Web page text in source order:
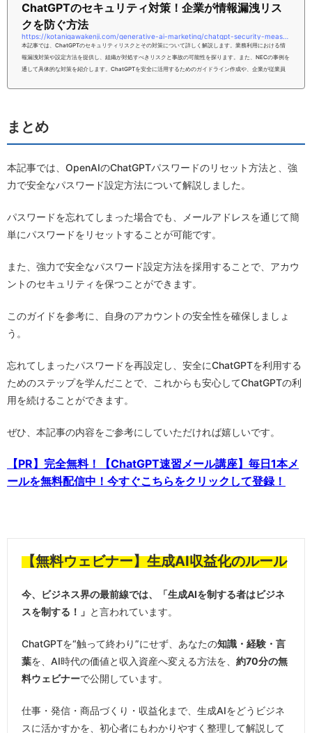
ChatGPTのセキュリティ対策！企業が情報漏洩リス
クを防ぐ方法
本記事では、ChatGPTのセキュリティリスクとその対策について詳しく解説します。業務利用における情
報漏洩対策や設定方法を提供し、組織が対処すべきリスクと事故の可能性を探ります。また、NECの事例を
通して具体的な対策を紹介します。ChatGPTを安全に活用するためのガイドライン作成や、企業が従業員
まとめ
本記事では、OpenAIのChatGPTパスワードのリセット方法と、強
力で安全なパスワード設定方法について解説しました。
パスワードを忘れてしまった場合でも、メールアドレスを通じて簡
単にパスワードをリセットすることが可能です。
また、強力で安全なパスワード設定方法を採用することで、アカウ
ントのセキュリティを保つことができます。
このガイドを参考に、自身のアカウントの安全性を確保しましょ
う。
忘れてしまったパスワードを再設定し、安全にChatGPTを利用する
ためのステップを学んだことで、これからも安心してChatGPTの利
用を続けることができます。
ぜひ、本記事の内容をご参考にしていただければ嬉しいです。
【PR】完全無料！【ChatGPT速習メール講座】毎日1本メ
ールを無料配信中！今すぐこちらをクリックして登録！
【無料ウェビナー】生成AI収益化のルール
今、ビジネス界の最前線では、「生成AIを制する者はビジネ
スを制する！」 と言われています。
ChatGPTを“触って終わり”にせず、あなたの知識・経験・言
葉を、AI時代の価値と収入資産へ変える方法を、 約70分の無
料ウェビナーで公開しています。
仕事・発信・商品づくり・収益化まで、生成AIをどうビジネ
スに活かすかを、初心者にもわかりやすく整理して解説して